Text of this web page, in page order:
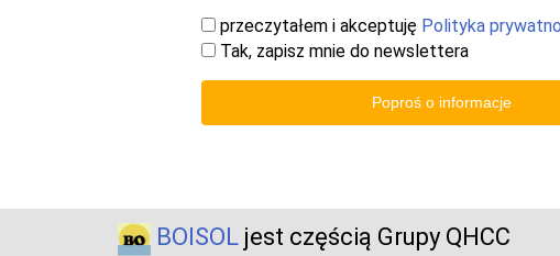
przeczytałem i akceptuję Polityka
Tak, zapisz mnie do newslettera
Poproś o informacje
BOISOLjest częścią Grupy QHCC